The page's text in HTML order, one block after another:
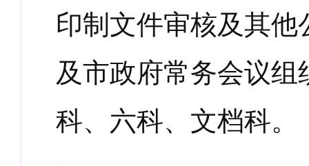
印制文件审核及其
及市政府常务会议
科、六科、文档科。